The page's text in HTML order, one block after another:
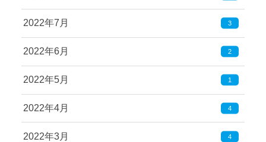
2022年7月 3
2022年6月 2
2022年5月 1
2022年4月 4
2022年3月 4